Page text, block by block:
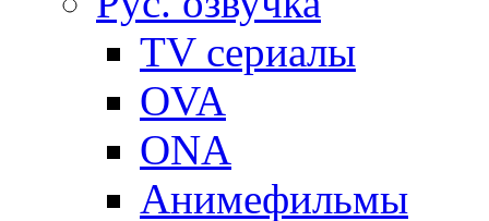
TV сериалы
OVA
ONA
Анимефильмы